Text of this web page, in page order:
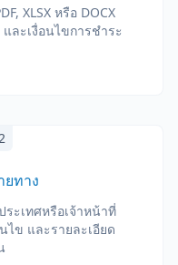
XLSX หรือ DOCX
ละเงื่อนไขการชำระ
ยทาง
ะเทศหรือเจ้าหน้าที่
ไข และรายละเอียด